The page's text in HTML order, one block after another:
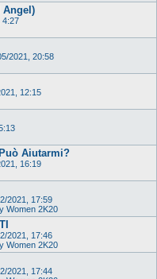
Angel)
4:27
2021, 20:58
12:15
Aiutarmi?
16:19
2021, 17:59
Women 2K20
2021, 17:46
Women 2K20
2021, 17:44